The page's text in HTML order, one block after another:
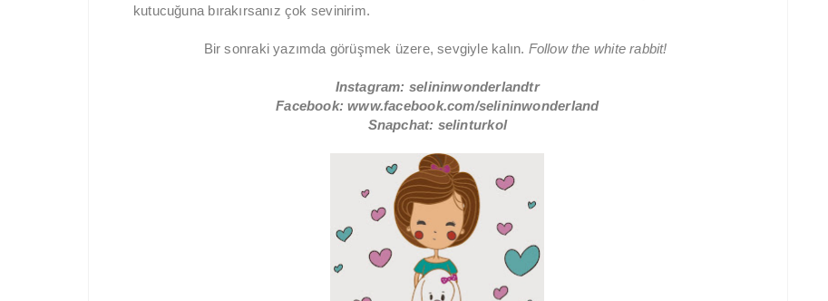
kutucuğuna bırakırsanız çok sevinirim.
Bir sonraki yazımda görüşmek üzere, sevgiyle kalın. Follow the white rabbit!
Instagram: selininwonderlandtr
Facebook: www.facebook.com/selininwonderland
Snapchat: selinturkol